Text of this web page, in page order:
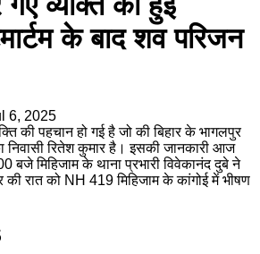
के बाद शव परिजन
6, 2025
की पहचान हो गई है जो की बिहार के भागलपुर
निवासी रितेश कुमार है। इसकी जानकारी आज
बजे मिहिजाम के थाना प्रभारी विवेकानंद दुबे ने
की रात को NH 419 मिहिजाम के कांगोई में भीषण